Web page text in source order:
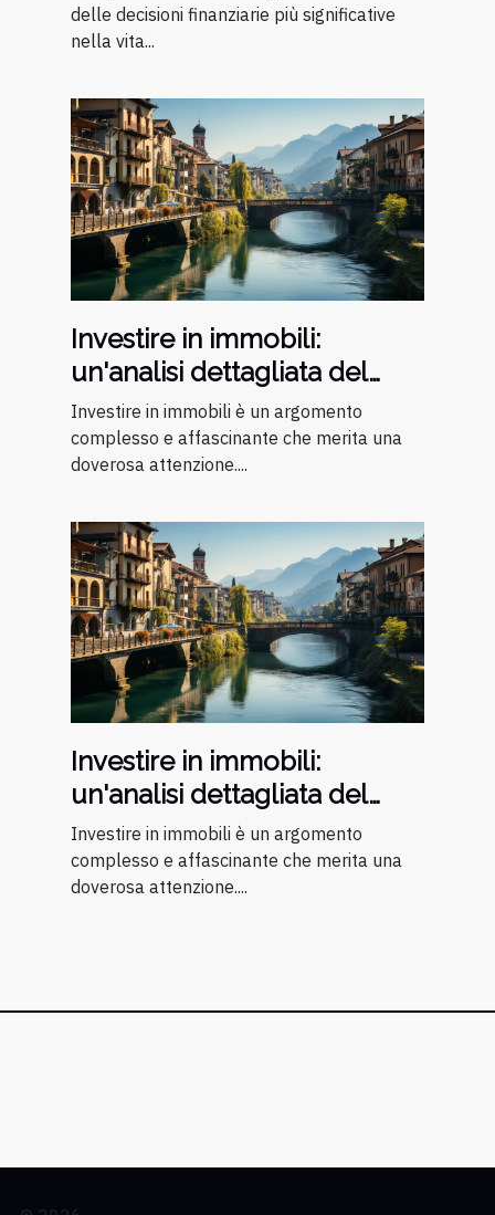
delle decisioni finanziarie più significative
nella vita...
Investire in immobili:
un'analisi dettagliata del
mercato italiano
Investire in immobili è un argomento
complesso e affascinante che merita una
doverosa attenzione....
Investire in immobili:
un'analisi dettagliata del
mercato italiano
Investire in immobili è un argomento
complesso e affascinante che merita una
doverosa attenzione....